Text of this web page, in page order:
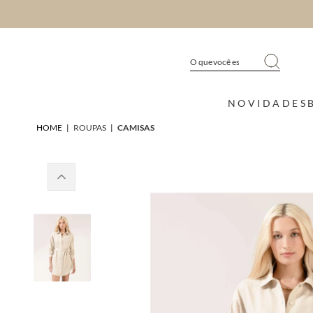
NOVIDADES
HOME | ROUPAS | CAMISAS